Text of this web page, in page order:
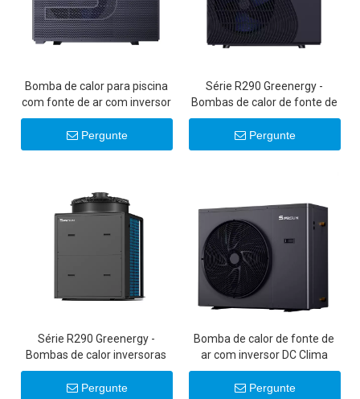
Bomba de calor para piscina
com fonte de ar com inversor
R290 Al-Enhanced
Pergunte
Série R290 Greenergy -
Bombas de calor de fonte de
ar com inversor DC
ultrassilencioso de 6-22KW
20KW 22KW
Pergunte
Série R290 Greenergy -
Bombas de calor inversoras
comerciais de 50KW/100KW
Pergunte
Bomba de calor de fonte de
ar com inversor DC Clima
Pure R32
Pergunte